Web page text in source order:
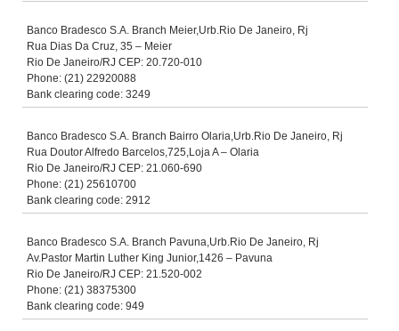
Banco Bradesco S.A. Branch Meier,Urb.Rio De Janeiro, Rj
Rua Dias Da Cruz, 35 – Meier
Rio De Janeiro/RJ CEP: 20.720-010
Phone: (21) 22920088
Bank clearing code: 3249
Banco Bradesco S.A. Branch Bairro Olaria,Urb.Rio De Janeiro, Rj
Rua Doutor Alfredo Barcelos,725,Loja A – Olaria
Rio De Janeiro/RJ CEP: 21.060-690
Phone: (21) 25610700
Bank clearing code: 2912
Banco Bradesco S.A. Branch Pavuna,Urb.Rio De Janeiro, Rj
Av.Pastor Martin Luther King Junior,1426 – Pavuna
Rio De Janeiro/RJ CEP: 21.520-002
Phone: (21) 38375300
Bank clearing code: 949